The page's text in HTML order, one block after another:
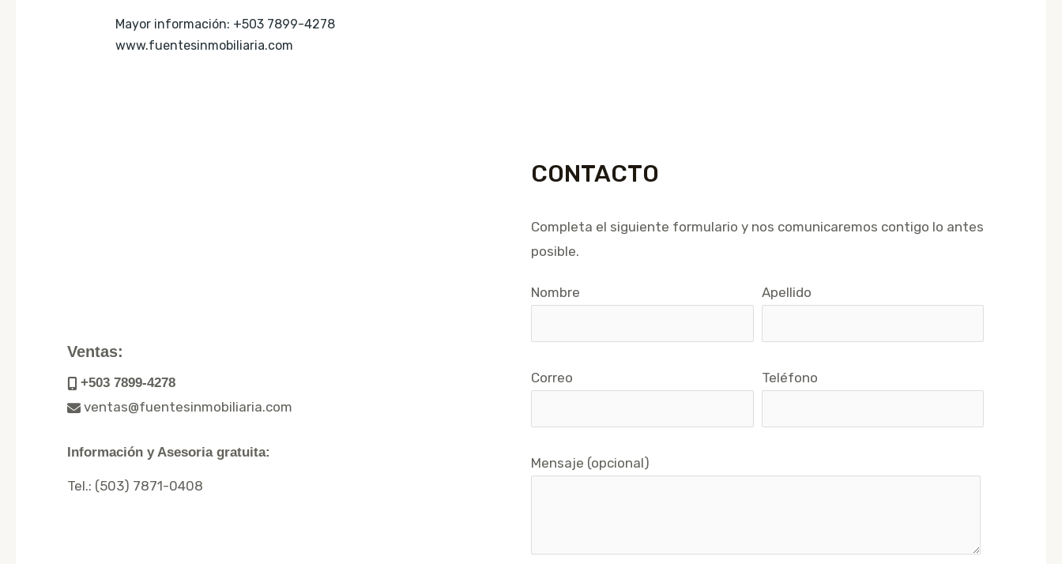
Mayor información: +503 7899-4278
www.fuentesinmobiliaria.com
Ventas:
+503 7899-4278
ventas@fuentesinmobiliaria.com
Información y Asesoria gratuita:
Tel.: (503) 7871-0408
CONTACTO
Completa el siguiente formulario y nos comunicaremos contigo lo antes
posible.
Nombre Apellido
Correo Teléfono
Mensaje (opcional)